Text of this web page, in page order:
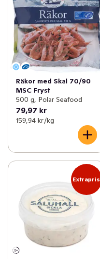
Räkor med Skal 70/90
MSC Fryst
500 g, Polar Seafood
79,97 kr
159,94 kr /kg
Extrapris